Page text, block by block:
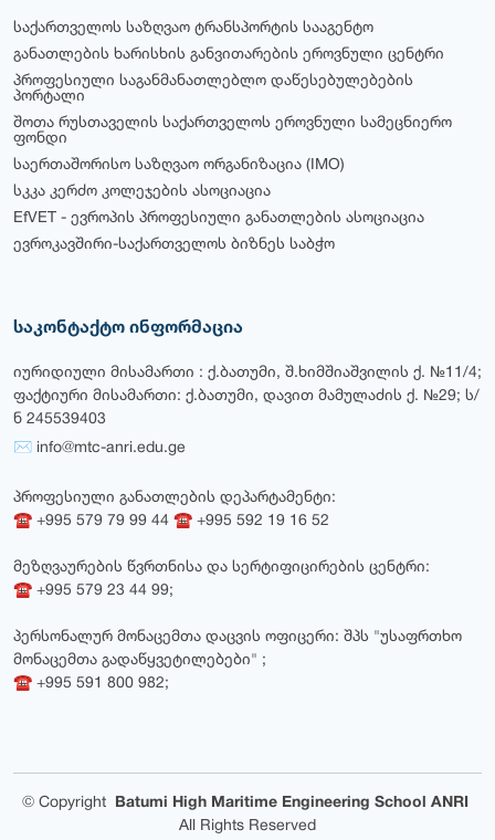
საქართველოს საზღვაო ტრანსპორტის სააგენტო
განათლების ხარისხის განვითარების ეროვნული ცენტრი
პროფესიული საგანმანათლებლო დაწესებულებების
პორტალი
შოთა რუსთაველის საქართველოს ეროვნული სამეცნიერო
ფონდი
საერთაშორისო საზღვაო ორგანიზაცია (IMO)
სკკა კერძო კოლეჯების ასოციაცია
EfVET - ევროპის პროფესიული განათლების ასოციაცია
ევროკავშირი-საქართველოს ბიზნეს საბჭო
საკონტაქტო ინფორმაცია
იურიდიული მისამართი : ქ.ბათუმი, შ.ხიმშიაშვილის ქ. №11/4;
ფაქტიური მისამართი: ქ.ბათუმი, დავით მამულაძის ქ. №29; ს/
ნ 245539403
✉ info@mtc-anri.edu.ge
პროფესიული განათლების დეპარტამენტი:
☎ +995 579 79 99 44 ☎ +995 592 19 16 52
მეზღვაურების წვრთნისა და სერტიფიცირების ცენტრი:
☎ +995 579 23 44 99;
პერსონალურ მონაცემთა დაცვის ოფიცერი: შპს "უსაფრთხო
მონაცემთა გადაწყვეტილებები" ;
☎ +995 591 800 982;
© Copyright
Batumi High Maritime Engineering School ANRI
All Rights Reserved